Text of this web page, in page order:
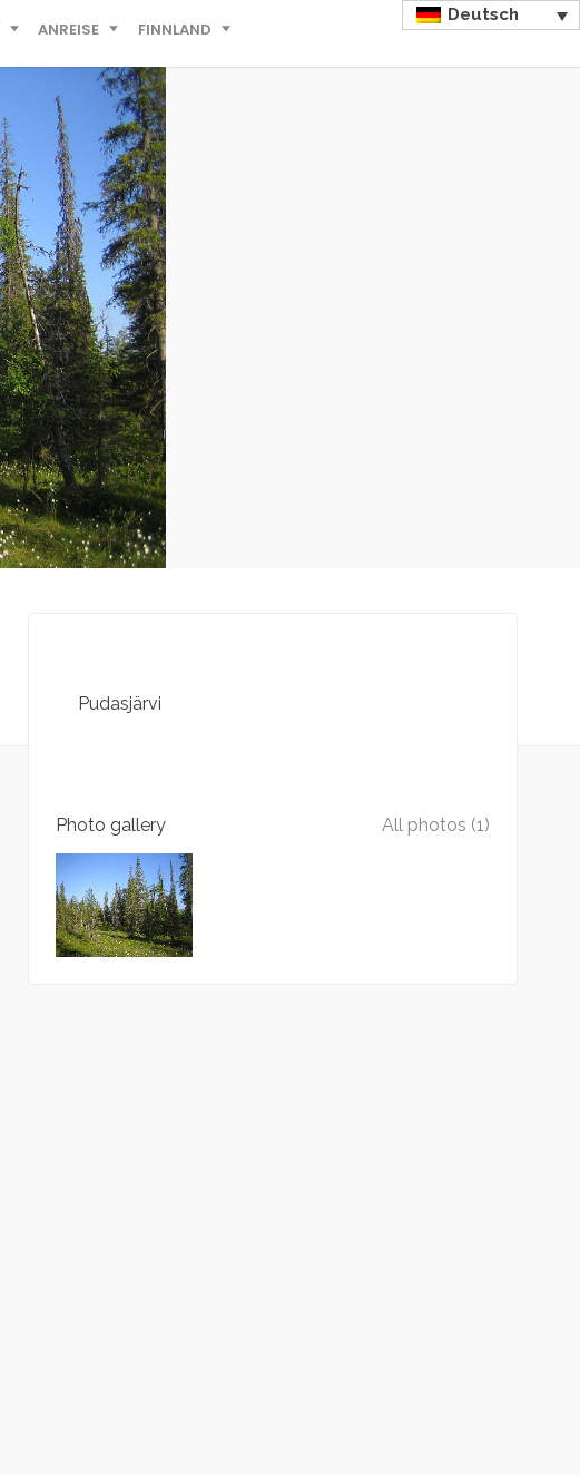
ANREISE FINNLAND
Deutsch
Pudasjärvi
Photo gallery All photos (1)